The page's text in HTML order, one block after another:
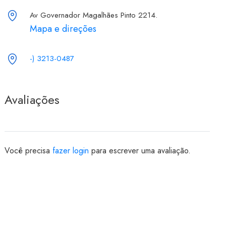
Av Governador Magalhães Pinto 2214.
Mapa e direções
-) 3213-0487
Avaliações
Você precisa fazer login para escrever uma avaliação.